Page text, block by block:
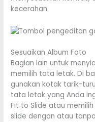
kecerahan.
Sesuaikan Album Foto
Bagian lain untuk
memilih tata letak. Di
gunakan kotak tarik-
tata letak yang Anda
Fit to Slide atau
slide dengan atau